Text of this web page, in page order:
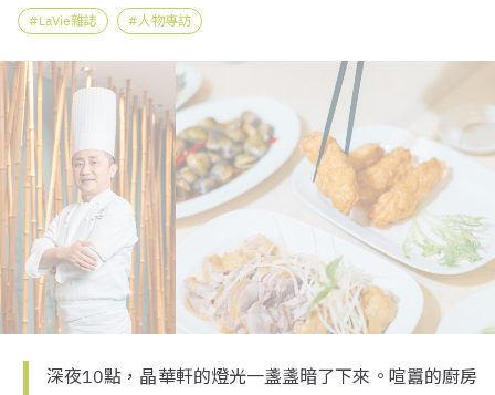
LaVie雜誌 人物專訪
深夜10點，晶華軒的燈光一盞盞暗了下來。喧囂的廚房